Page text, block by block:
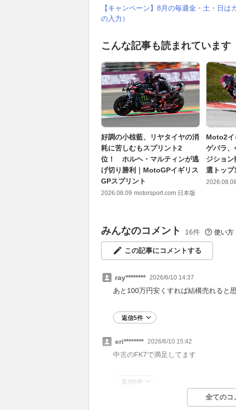
【キャンペーン】8月の毎週金・土・日
の入力）
こんな記事も読まれています
好調の小椋藍、リヤタイヤの消
耗に苦しむもスプリント2
位！ ホルヘ・マルティンが逃
げ切り勝利｜MotoGPイギリス
GPスプリント
2026.08.09 motorsport.com 日本版
Moto2イ
ゲバラ、
ジショ
選トップ
2026.08.08
みんなのコメント 16件 使い方
この記事にコメントする
ray******** 2026/6/10 14:37
あと100万円安くすれば結構売れると
返信5件
eri******** 2026/6/10 15:42
中古のFK7で満足してます
返信0件
全てのコ